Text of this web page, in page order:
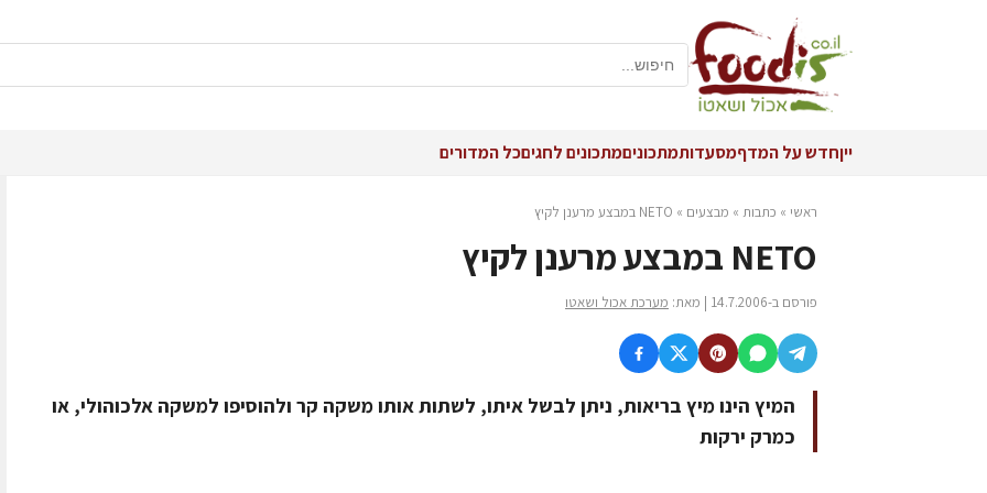
ייןחדש על המדףמסעדותמתכוניםמתכונים לחגיםכל המדורים
ראשי » כתבות » מבצעים » NETO במבצע מרענן לקיץ
NETO במבצע מרענן לקיץ
פורסם ב-14.7.2006 | מאת: מערכת אכול ושאטו
המיץ הינו מיץ בריאות, ניתן לבשל איתו, לשתות אותו משקה קר ולהוסיפו למשקה אלכוהולי, או
כמרק ירקות